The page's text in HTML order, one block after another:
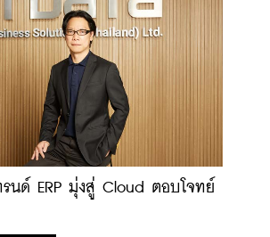
รนด์ ERP มุ่งสู่ Cloud ตอบโจทย์